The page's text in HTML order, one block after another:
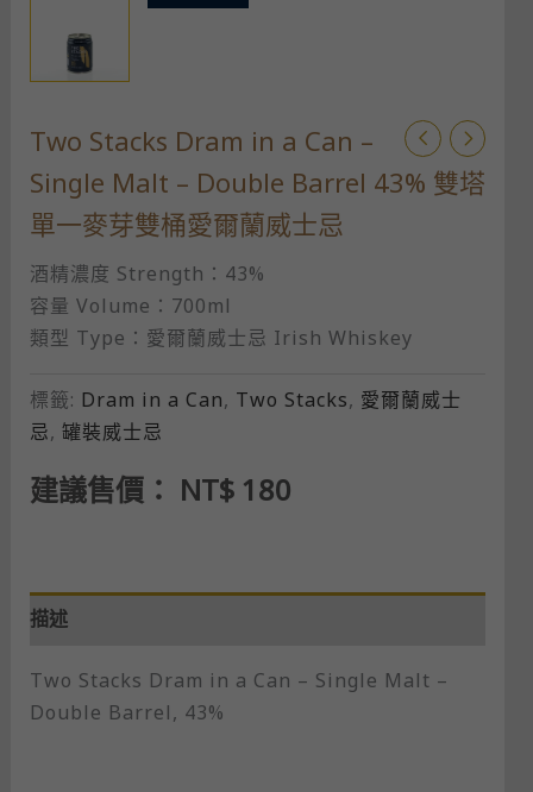
Two Stacks Dram in a Can –
Single Malt – Double Barrel 43% 雙塔
單一麥芽雙桶愛爾蘭威士忌
酒精濃度 Strength：43%
容量 Volume：700ml
類型 Type：愛爾蘭威士忌 Irish Whiskey
標籤: Dram in a Can, Two Stacks, 愛爾蘭威士
忌, 罐裝威士忌
建議售價： NT$180
描述
Two Stacks Dram in a Can – Single Malt –
Double Barrel, 43%